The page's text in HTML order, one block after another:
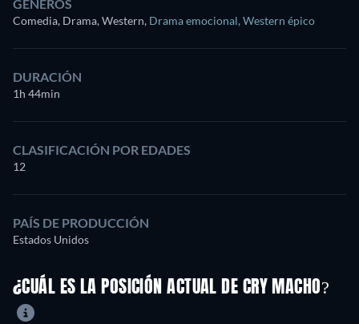
GÉNEROS
Comedia, Drama, Western, Drama emocional, Western épico
DURACIÓN
1h 44min
CLASIFICACIÓN POR EDADES
12
PAÍS DE PRODUCCIÓN
Estados Unidos
¿CUÁL ES LA POSICIÓN ACTUAL DE CRY MACHO?